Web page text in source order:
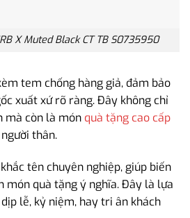
X Muted Black CT TB S0735950
tem chống hàng giả, đảm bảo
xuất xứ rõ ràng. Đây không chỉ
mà còn là món quà tặng cao cấp
thân.
tên chuyên nghiệp, giúp biến
món quà tặng ý nghĩa. Đây là lựa
lễ, kỷ niệm, hay tri ân khách